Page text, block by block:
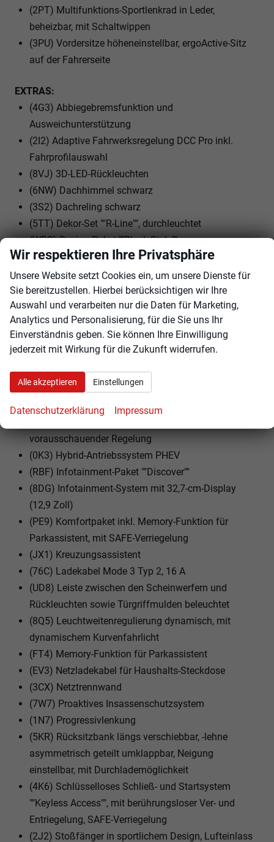
(2PT) Multifunktions-Sportlenkrad in Leder,
beheizbar, mit Schaltwippen
(3PU) Vordersitze höheneinstellbar, ergoActive-Sitz
auf der Fahrerseite
EXTRAS:
(4G3) Abbiegebremsfunktion und
Ausweichunterstützung
(2I2) Adaptive Fahrwerksregelung DCC Pro inkl.
Fahrprofilauswahl
(8VJ) 3D-LED-Rückleuchten
(6NW) Dachhimmel schwarz
(3S2) Dachreling schwarz
(5TT) Dekor-Set ""R-Line"", durchleuchtet
(WBS) Design-Paket ""Black Style""
(20P) E-Motor (Hybrid) Systemleistung 200KW
Aggr.0EK.A
(7M3) Einstiegsleisten vorn in Aluminium
(LV1) Fahrerlebnisschalter inkl. Innenraumerlebnis
""Atmospheres""
(9I5) Fahrlichtschaltung automatisch, mit LED-
Tagfahrlicht sowie Begrüßungs- und
Verabschiedungslicht
(3GD) Gepäckraumboden, ebene Ladefläche, mit
Verzurrösen
vorausschauender Regelung
(0K3) Hybrid-Antriebssystem PHEV
(RBF) Infotainment-Paket ""Discover""
(8DG) Infotainment-System mit 32,7-cm-Display
(12,9 Zoll)
(PE9) Komfortpaket inkl. Memory-Funktion für
Parkassistent, mit SAFE-Verriegelung
(JX1) Kreuzungsassistent
(76C) Ladekabel Mode 3 Typ 2, 16 A
(UD8) Leiste zwischen den Scheinwerfern und
Rückleuchten sowie Türgriffmulden beleuchtet
(8Q5) Leuchtweitenregulierung dynamisch, mit
dynamischem Kurvenfahrlicht
(FT4) Memory-Funktion für Parkassistent
(EV3) Netzladekabel für Haushalts-Steckdose
(3CX) Netztrennwand
(7W7) Proaktives Insassenschutzsystem
(1N7) Progressivlenkung
(5KR) Rücksitzbank längs verschiebbar, -lehne
asymmetrisch geteilt umklappbar, Neigung
einstellbar, mit Durchlademöglichkeit
(4K6) Schlüsselloses Schließ- und Startsystem
""Keyless Access"", mit berührungsloser Ver- und
Entriegelung, SAFE-Verriegelung
(2J2) Stoßfänger in sportlichem Design, Lufteinlass
Wir respektieren Ihre Privatsphäre
Unsere Website setzt Cookies ein, um unsere Dienste für
Sie bereitzustellen. Hierbei berücksichtigen wir Ihre
Auswahl und verarbeiten nur die Daten für Marketing,
Analytics und Personalisierung, für die Sie uns Ihr
Einverständnis geben. Sie können Ihre Einwilligung
jederzeit mit Wirkung für die Zukunft widerrufen.
Alle akzeptieren Einstellungen
Datenschutzerklärung Impressum